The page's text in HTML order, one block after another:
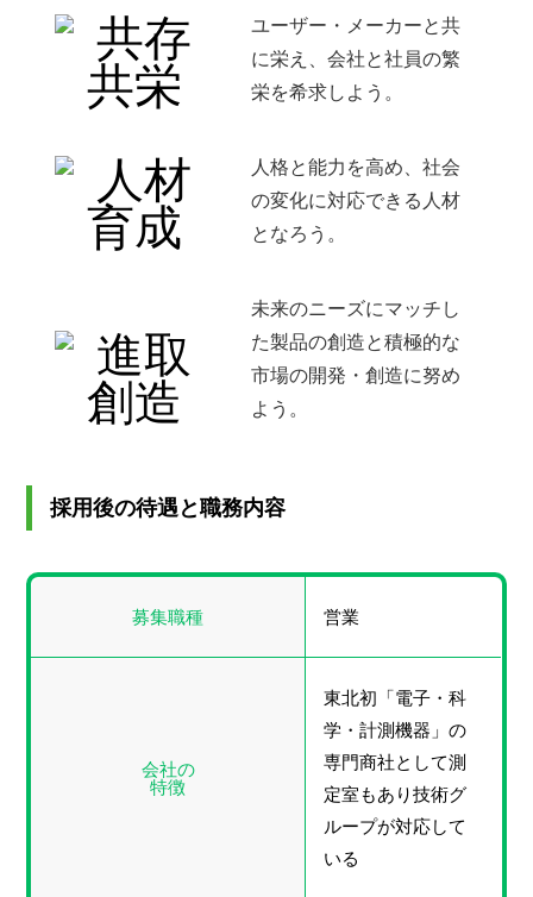
ユーザー・メーカーと共
に栄え、会社と社員の繁
栄を希求しよう。
人格と能力を高め、社会
の変化に対応できる人材
となろう。
未来のニーズにマッチし
た製品の創造と積極的な
市場の開発・創造に努め
よう。
採用後の待遇と職務内容
募集職種 営業
会社の
特徴
東北初「電子・科
学・計測機器」の
専門商社として測
定室もあり技術グ
ループが対応して
いる